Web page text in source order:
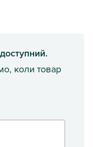
коли товар